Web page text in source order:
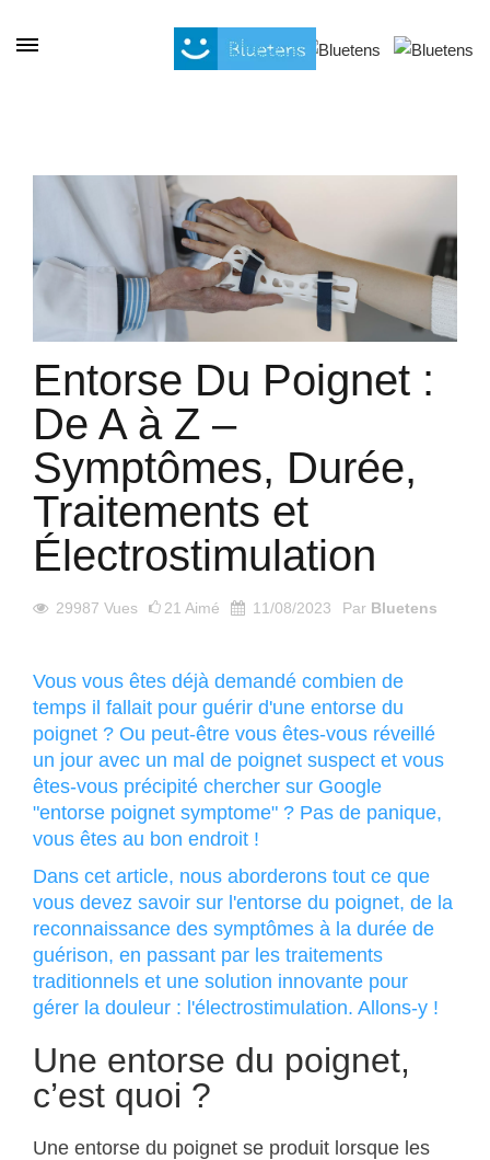
Entorse Du Poignet :
De A à Z –
Symptômes, Durée,
Traitements et
Électrostimulation
29987 Vues 21 Aimé 11/08/2023 Par Bluetens
Vous vous êtes déjà demandé combien de
temps il fallait pour guérir d'une entorse du
poignet ? Ou peut-être vous êtes-vous réveillé
un jour avec un mal de poignet suspect et vous
êtes-vous précipité chercher sur Google
"entorse poignet symptome" ? Pas de panique,
vous êtes au bon endroit !
Dans cet article, nous aborderons tout ce que
vous devez savoir sur l'entorse du poignet, de la
reconnaissance des symptômes à la durée de
guérison, en passant par les traitements
traditionnels et une solution innovante pour
gérer la douleur : l'électrostimulation. Allons-y !
Une entorse du poignet,
c’est quoi ?
Une entorse du poignet se produit lorsque les